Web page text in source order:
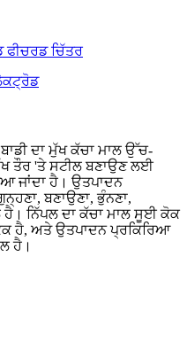
ਦਾ ਮੁੱਖ ਕੱਚਾ ਮਾਲ ਉੱਚ-
ਤੌਰ 'ਤੇ ਸਟੀਲ ਬਣਾਉਣ ਲਈ
ਜਾਂਦਾ ਹੈ। ਉਤਪਾਦਨ
ਬਣਾਉਣਾ, ਭੁੰਨਣਾ,
ਨਿੱਪਲ ਦਾ ਕੱਚਾ ਮਾਲ ਸੂਈ ਕੋਕ
ਹੈ, ਅਤੇ ਉਤਪਾਦਨ ਪ੍ਰਕਿਰਿਆ
ਹੈ।